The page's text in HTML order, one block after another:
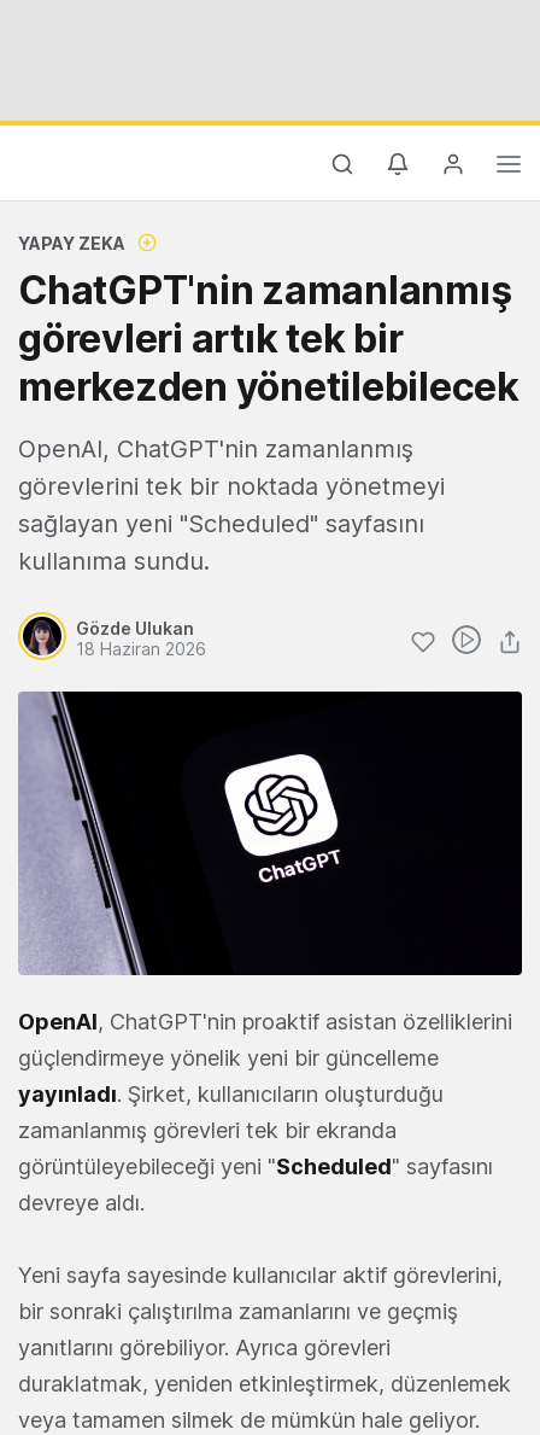
YAPAY ZEKA
ChatGPT'nin zamanlanmış
görevleri artık tek bir
merkezden yönetilebilecek
OpenAI, ChatGPT'nin zamanlanmış
görevlerini tek bir noktada yönetmeyi
sağlayan yeni "Scheduled" sayfasını
kullanıma sundu.
Gözde Ulukan
18 Haziran 2026
OpenAI, ChatGPT'nin proaktif asistan özelliklerini
güçlendirmeye yönelik yeni bir güncelleme
yayınladı. Şirket, kullanıcıların oluşturduğu
zamanlanmış görevleri tek bir ekranda
görüntüleyebileceği yeni "Scheduled" sayfasını
devreye aldı.
Yeni sayfa sayesinde kullanıcılar aktif görevlerini,
bir sonraki çalıştırılma zamanlarını ve geçmiş
yanıtlarını görebiliyor. Ayrıca görevleri
duraklatmak, yeniden etkinleştirmek, düzenlemek
veya tamamen silmek de mümkün hale geliyor.